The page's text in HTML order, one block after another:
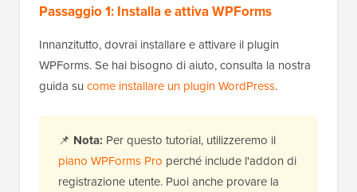
Passaggio 1: Installa e attiva WPForms
Innanzitutto, dovrai installare e attivare il plugin
WPForms. Se hai bisogno di aiuto, consulta la nostra
guida su come installare un plugin WordPress.
📌 Nota: Per questo tutorial, utilizzeremo il
piano WPForms Pro perché include l'addon di
registrazione utente. Puoi anche provare la